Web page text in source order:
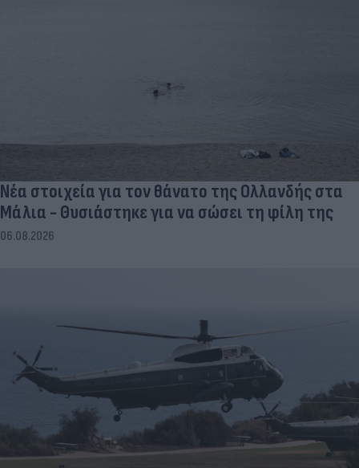
Νέα στοιχεία για τον θάνατο της Ολλανδής στα
Μάλια - Θυσιάστηκε για να σώσει τη φίλη της
06.08.2026